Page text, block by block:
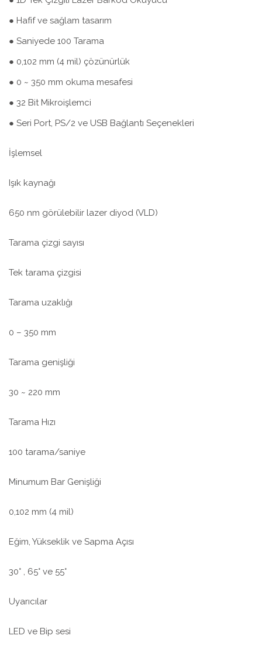
● Hafif ve sağlam tasarım
● Saniyede 100 Tarama
● 0,102 mm (4 mil) çözünürlük
● 0 ~ 350 mm okuma mesafesi
● 32 Bit Mikroişlemci
● Seri Port, PS/2 ve USB Bağlantı Seçenekleri
İşlemsel
Işık kaynağı
650 nm görülebilir lazer diyod (VLD)
Tarama çizgi sayısı
Tek tarama çizgisi
Tarama uzaklığı
0 – 350 mm
Tarama genişliği
30 ~ 220 mm
Tarama Hızı
100 tarama/saniye
Minumum Bar Genişliği
0,102 mm (4 mil)
Eğim, Yükseklik ve Sapma Açısı
30° , 65° ve 55°
Uyarıcılar
LED ve Bip sesi